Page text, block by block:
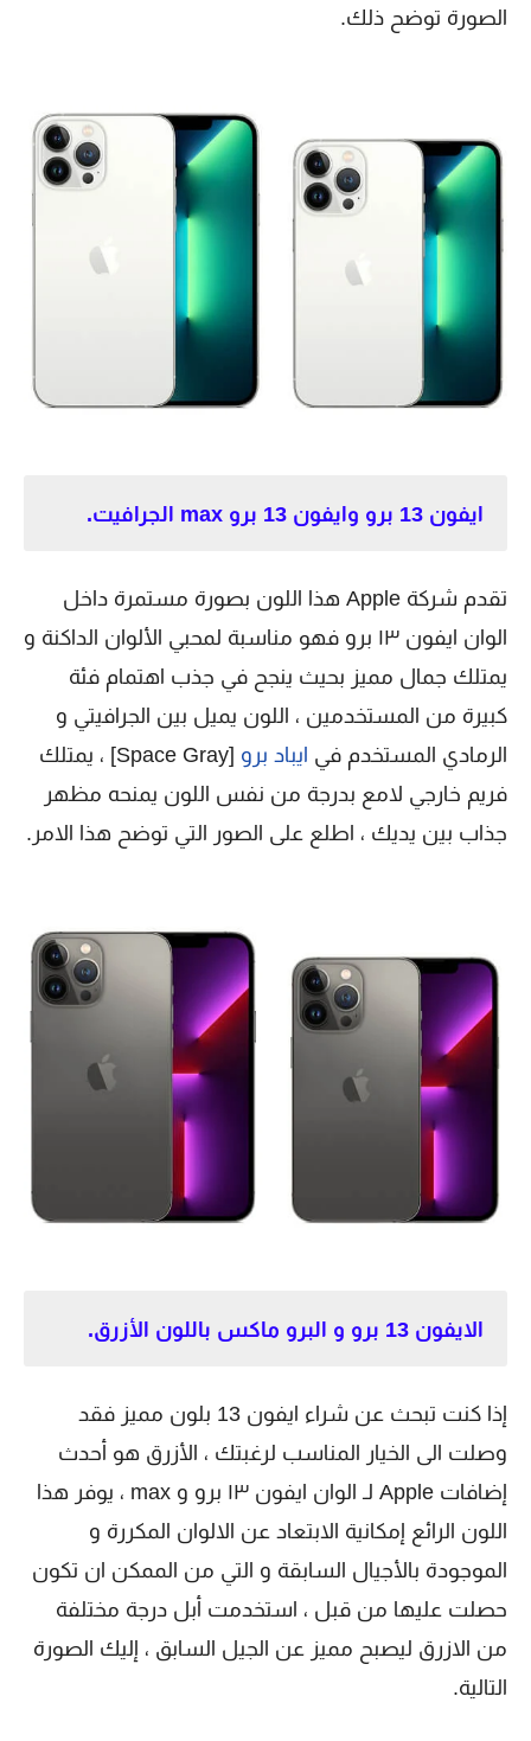
الصورة توضح ذلك.
ايفون 13 برو وايفون 13 برو max الجرافيت.
تقدم شركة Apple هذا اللون بصورة مستمرة داخل
الوان ايفون ١٣ برو فهو مناسبة لمحبي الألوان الداكنة و
يمتلك جمال مميز بحيث ينجح في جذب اهتمام فئة
كبيرة من المستخدمين ، اللون يميل بين الجرافيتي و
الرمادي المستخدم في ايباد برو
[Space Gray] ، يمتلك
فريم خارجي لامع بدرجة من نفس اللون يمنحه مظهر
جذاب بين يديك ، اطلع على الصور التي توضح هذا الامر.
الايفون 13 برو و البرو ماكس باللون الأزرق.
إذا كنت تبحث عن شراء ايفون 13 بلون مميز فقد
وصلت الى الخيار المناسب لرغبتك ، الأزرق هو أحدث
إضافات Apple لـ الوان ايفون ١٣ برو و max ، يوفر هذا
اللون الرائع إمكانية الابتعاد عن الالوان المكررة و
الموجودة بالأجيال السابقة و التي من الممكن ان تكون
حصلت عليها من قبل ، استخدمت أبل درجة مختلفة
من الازرق ليصبح مميز عن الجيل السابق ، إليك الصورة
التالية.